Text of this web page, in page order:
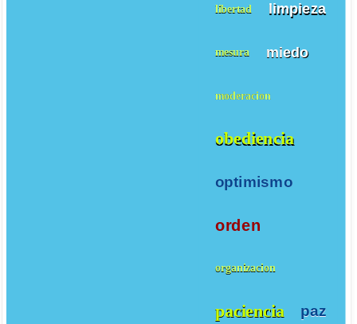
libertad limpieza
mesura miedo
moderacion
obediencia
optimismo
orden
organizacion
paciencia paz